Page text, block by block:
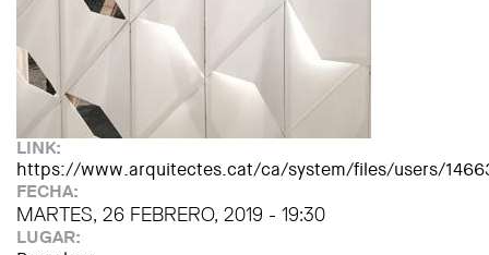
LINK:
https://www.arquitectes.cat/ca/system/files/users/
FECHA:
MARTES, 26 FEBRERO, 2019 - 19:30
LUGAR: